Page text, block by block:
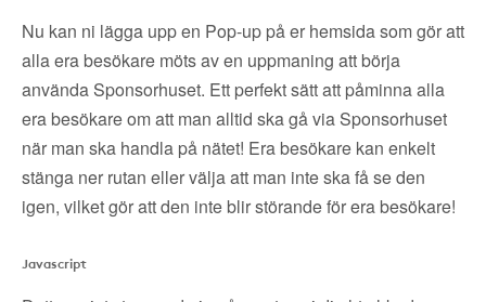
Nu kan ni lägga upp en Pop-up på er hemsida som gör att
alla era besökare möts av en uppmaning att börja
använda Sponsorhuset. Ett perfekt sätt att påminna alla
era besökare om att man alltid ska gå via Sponsorhuset
när man ska handla på nätet! Era besökare kan enkelt
stänga ner rutan eller välja att man inte ska få se den
igen, vilket gör att den inte blir störande för era besökare!
Javascript